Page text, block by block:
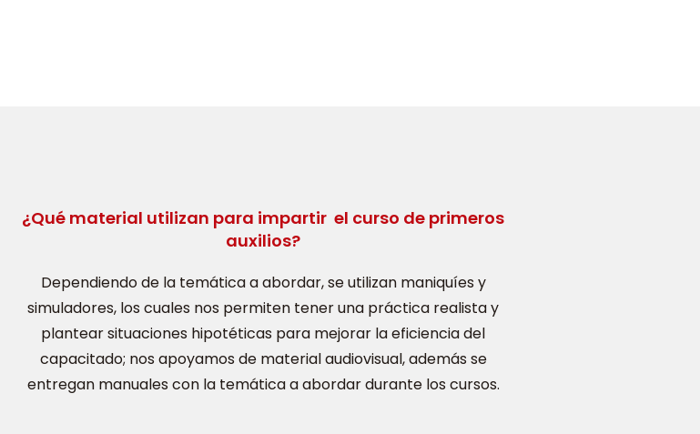
¿Qué material utilizan para impartir el curso de primeros
auxilios?
Dependiendo de la temática a abordar, se utilizan maniquíes y
simuladores, los cuales nos permiten tener una práctica realista y
plantear situaciones hipotéticas para mejorar la eficiencia del
capacitado; nos apoyamos de material audiovisual, además se
entregan manuales con la temática a abordar durante los cursos.